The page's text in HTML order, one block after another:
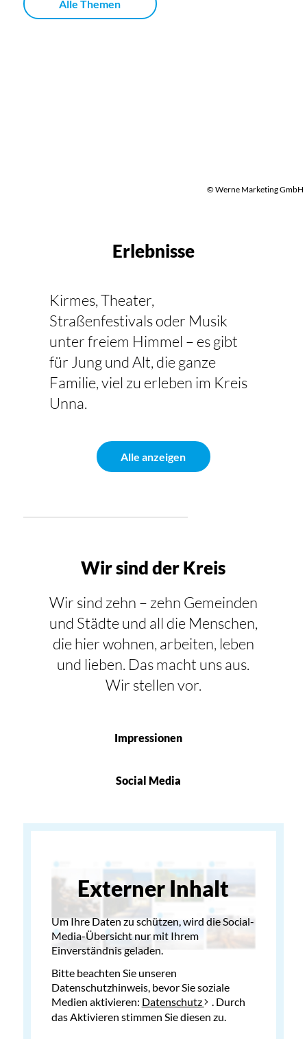
Alle Themen
© Werne Marketing GmbH
Erlebnisse
Kirmes, Theater,
Straßenfestivals oder Musik
unter freiem Himmel – es gibt
für Jung und Alt, die ganze
Familie, viel zu erleben im Kreis
Unna.
Alle anzeigen
Wir sind der Kreis
Wir sind zehn – zehn Gemeinden
und Städte und all die Menschen,
die hier wohnen, arbeiten, leben
und lieben. Das macht uns aus.
Wir stellen vor.
Impressionen
Social Media
Externer Inhalt
Um Ihre Daten zu schützen, wird die Social-
Media-Übersicht nur mit Ihrem
Einverständnis geladen.
Bitte beachten Sie unseren
Datenschutzhinweis, bevor Sie soziale
Medien aktivieren: Datenschutz
. Durch
das Aktivieren stimmen Sie diesen zu.